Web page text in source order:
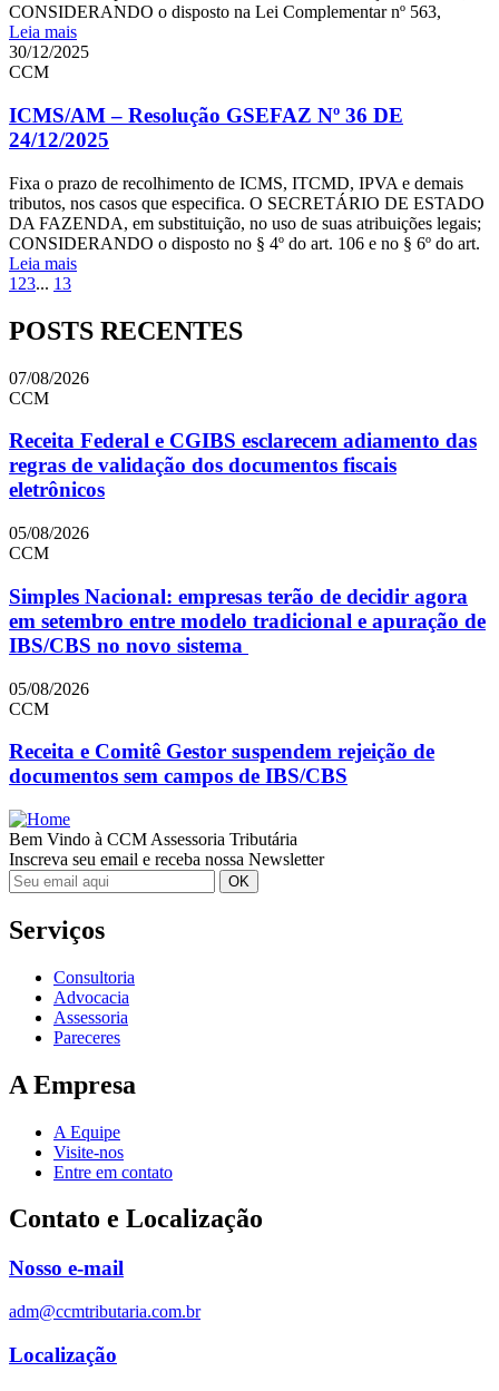
CONSIDERANDO o disposto na Lei Complementar nº 563,
Leia mais
30/12/2025
CCM
ICMS/AM – Resolução GSEFAZ Nº 36 DE
24/12/2025
Fixa o prazo de recolhimento de ICMS, ITCMD, IPVA e demais
tributos, nos casos que especifica. O SECRETÁRIO DE ESTADO
DA FAZENDA, em substituição, no uso de suas atribuições legais;
CONSIDERANDO o disposto no § 4º do art. 106 e no § 6º do art.
Leia mais
1 23... 13
POSTS RECENTES
07/08/2026
CCM
Receita Federal e CGIBS esclarecem adiamento das
regras de validação dos documentos fiscais
eletrônicos
05/08/2026
CCM
Simples Nacional: empresas terão de decidir agora
em setembro entre modelo tradicional e apuração de
IBS/CBS no novo sistema
05/08/2026
CCM
Receita e Comitê Gestor suspendem rejeição de
documentos sem campos de IBS/CBS
Bem Vindo à CCM Assessoria Tributária
Inscreva seu email e receba nossa Newsletter
Serviços
Consultoria
Advocacia
Assessoria
Pareceres
A Empresa
A Equipe
Visite-nos
Entre em contato
Contato e Localização
Nosso e-mail
adm@ccmtributaria.com.br
Localização